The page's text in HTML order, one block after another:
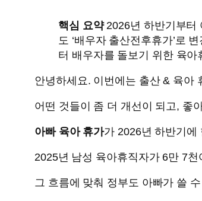
핵심 요약2026년 하반기부터
도 ‘배우자 출산전후휴가’로
터 배우자를 돌보기 위한 육
안녕하세요. 이번에는 출산 & 육아
어떤 것들이 좀 더 개선이 되고, 좋
아빠 육아 휴가가 2026년 하반기에
2025년 남성 육아휴직자가 6만 7
그 흐름에 맞춰 정부도 아빠가 쓸